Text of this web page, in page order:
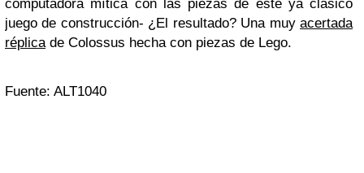
computadora mítica con las piezas de este ya clásico
juego de construcción- ¿El resultado? Una muy acertada
réplicade Colossus hecha con piezas de Lego.
Fuente: ALT1040